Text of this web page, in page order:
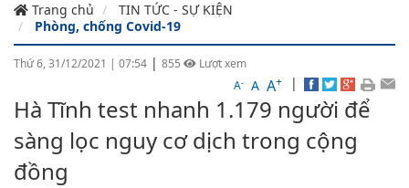
Trang chủ
TIN TỨC - SỰ KIỆN
Phòng, chống Covid-19
Thứ 6, 31/12/2021 | 07:54 | 855
Lượt xem
A- A A+ |
Hà Tĩnh test nhanh 1.179 người để
sàng lọc nguy cơ dịch trong cộng
đồng